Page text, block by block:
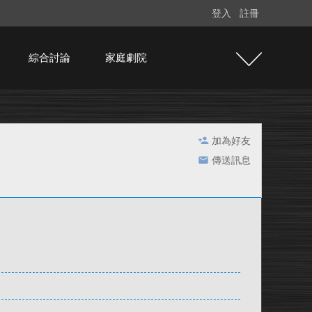
登入 註冊
綜合討論 家庭劇院
加為好友
傳送訊息